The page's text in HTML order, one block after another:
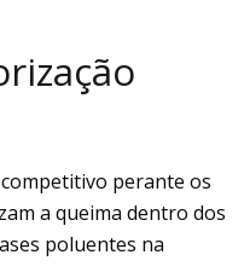
perante os
a queima dentro dos
poluentes na